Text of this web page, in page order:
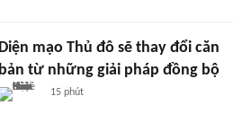
Diện mạo Thủ đô sẽ thay đổi căn
bản từ những giải pháp đồng bộ
15 phút